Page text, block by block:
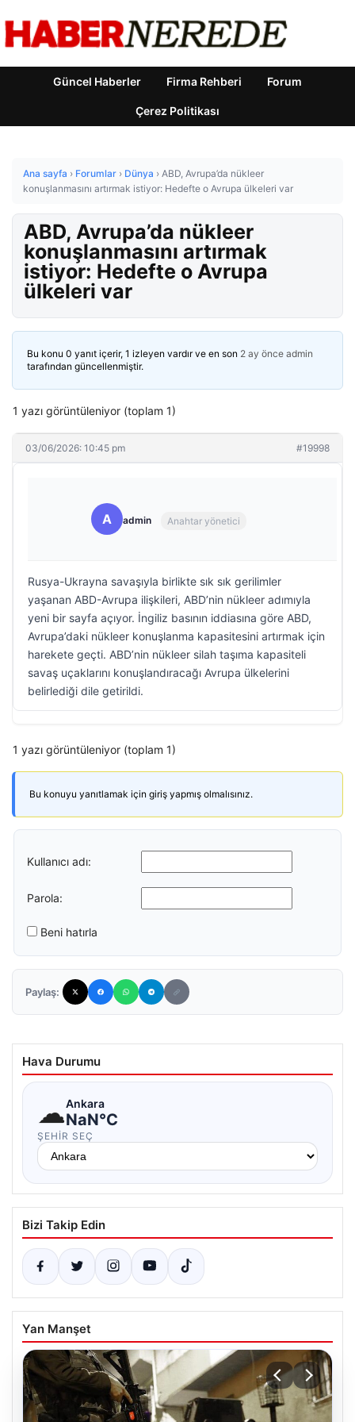
Güncel Haberler Firma Rehberi Forum
Çerez Politikası
Ana sayfa › Forumlar › Dünya › ABD, Avrupa’da nükleer
konuşlanmasını artırmak istiyor: Hedefte o Avrupa ülkeleri var
ABD, Avrupa’da nükleer
konuşlanmasını artırmak
istiyor: Hedefte o Avrupa
ülkeleri var
Bu konu 0 yanıt içerir, 1 izleyen vardır ve en son 2 ay önce admin
tarafından güncellenmiştir.
1 yazı görüntüleniyor (toplam 1)
03/06/2026: 10:45 pm #19998
A admin Anahtar yönetici
Rusya-Ukrayna savaşıyla birlikte sık sık gerilimler
yaşanan ABD-Avrupa ilişkileri, ABD’nin nükleer adımıyla
yeni bir sayfa açıyor. İngiliz basının iddiasına göre ABD,
Avrupa’daki nükleer konuşlanma kapasitesini artırmak için
harekete geçti. ABD’nin nükleer silah taşıma kapasiteli
savaş uçaklarını konuşlandıracağı Avrupa ülkelerini
belirlediği dile getirildi.
1 yazı görüntüleniyor (toplam 1)
Bu konuyu yanıtlamak için giriş yapmış olmalısınız.
Kullanıcı adı:
Parola:
Beni hatırla
Paylaş:
Hava Durumu
☁Ankara
NaN°C
ŞEHIR SEÇ
Bizi Takip Edin
Yan Manşet